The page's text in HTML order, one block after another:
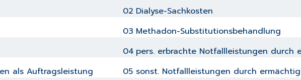
02 Dialyse-Sachkosten
03 Methadon-Substitutionsbehandlung
04 pers. erbrachte Notfallleistungen durch
als Auftragsleistung 05 sonst. Notfallleistungen durch